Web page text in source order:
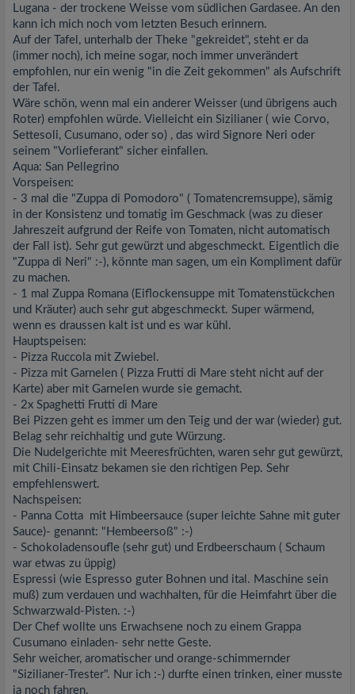
Lugana - der trockene Weisse vom südlichen Gardasee. An den
kann ich mich noch vom letzten Besuch erinnern.
Auf der Tafel, unterhalb der Theke "gekreidet", steht er da
(immer noch), ich meine sogar, noch immer unverändert
empfohlen, nur ein wenig "in die Zeit gekommen" als Aufschrift
der Tafel.
Wäre schön, wenn mal ein anderer Weisser (und übrigens auch
Roter) empfohlen würde. Vielleicht ein Sizilianer ( wie Corvo,
Settesoli, Cusumano, oder so) , das wird Signore Neri oder
seinem "Vorlieferant" sicher einfallen.
Aqua: San Pellegrino
Vorspeisen:
- 3 mal die "Zuppa di Pomodoro" ( Tomatencremsuppe), sämig
in der Konsistenz und tomatig im Geschmack (was zu dieser
Jahreszeit aufgrund der Reife von Tomaten, nicht automatisch
der Fall ist). Sehr gut gewürzt und abgeschmeckt. Eigentlich die
"Zuppa di Neri" :-), könnte man sagen, um ein Kompliment dafür
zu machen.
- 1 mal Zuppa Romana (Eiflockensuppe mit Tomatenstückchen
und Kräuter) auch sehr gut abgeschmeckt. Super wärmend,
wenn es draussen kalt ist und es war kühl.
Hauptspeisen:
- Pizza Ruccola mit Zwiebel.
- Pizza mit Garnelen ( Pizza Frutti di Mare steht nicht auf der
Karte) aber mit Garnelen wurde sie gemacht.
- 2x Spaghetti Frutti di Mare
Bei Pizzen geht es immer um den Teig und der war (wieder) gut.
Belag sehr reichhaltig und gute Würzung.
Die Nudelgerichte mit Meeresfrüchten, waren sehr gut gewürzt,
mit Chili-Einsatz bekamen sie den richtigen Pep. Sehr
empfehlenswert.
Nachspeisen:
- Panna Cotta mit Himbeersauce (super leichte Sahne mit guter
Sauce)- genannt: "Hembeersoß" :-)
- Schokoladensoufle (sehr gut) und Erdbeerschaum ( Schaum
war etwas zu üppig)
Espressi (wie Espresso guter Bohnen und ital. Maschine sein
muß) zum verdauen und wachhalten, für die Heimfahrt über die
Schwarzwald-Pisten. :-)
Der Chef wollte uns Erwachsene noch zu einem Grappa
Cusumano einladen- sehr nette Geste.
Sehr weicher, aromatischer und orange-schimmernder
"Sizilianer-Trester". Nur ich :-) durfte einen trinken, einer musste
ja noch fahren.